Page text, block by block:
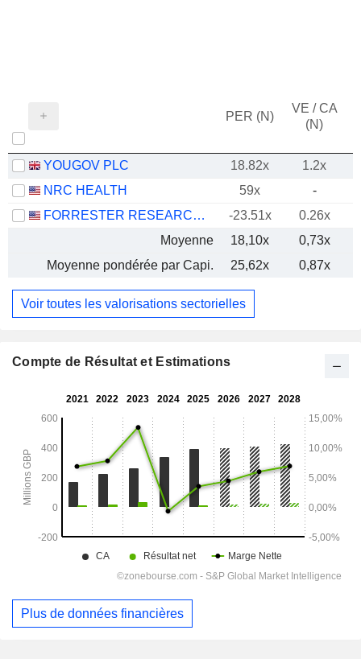
PER (N)
VE / CA
(N)
YOUGOV PLC 18.82x
1.2x
NRC HEALTH
59x
-
FORRESTER RESEARCH, INC.
-23.51x
0.26x
Moyenne
18,10x
0,73x
Moyenne pondérée par Capi.
25,62x 0,87x
Voir toutes les valorisations sectorielles
Compte de Résultat et Estimations
Plus de données financières